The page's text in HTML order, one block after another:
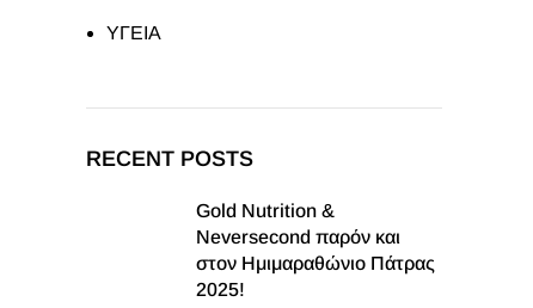
ΥΓΕΙΑ
RECENT POSTS
Gold Nutrition &
Neversecond παρόν και
στον Ημιμαραθώνιο Πάτρας
2025!